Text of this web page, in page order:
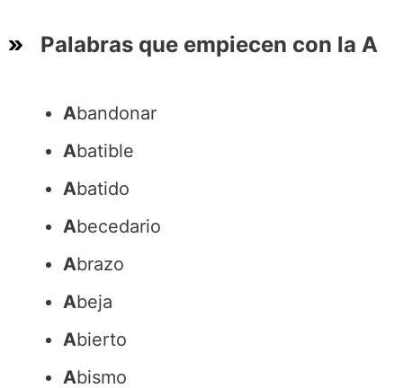
Palabras que empiecen con la A
Abandonar
Abatible
Abatido
Abecedario
Abrazo
Abeja
Abierto
Abismo